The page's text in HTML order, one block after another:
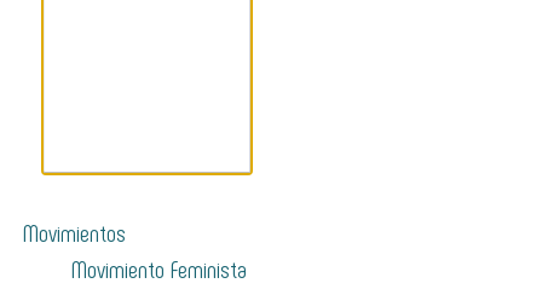
Movimientos
Movimiento Feminista